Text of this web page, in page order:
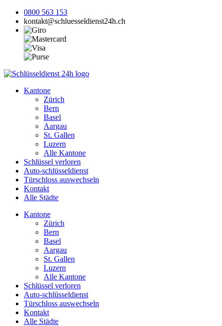
0800 563 153
kontakt@schluesseldienst24h.ch
Kantone
Zürich
Bern
Basel
Aargau
St. Gallen
Luzern
Alle Kantone
Schlüssel verloren
Auto-schlüsseldienst
Türschloss auswechseln
Kontakt
Alle Städte
Kantone
Zürich
Bern
Basel
Aargau
St. Gallen
Luzern
Alle Kantone
Schlüssel verloren
Auto-schlüsseldienst
Türschloss auswechseln
Kontakt
Alle Städte